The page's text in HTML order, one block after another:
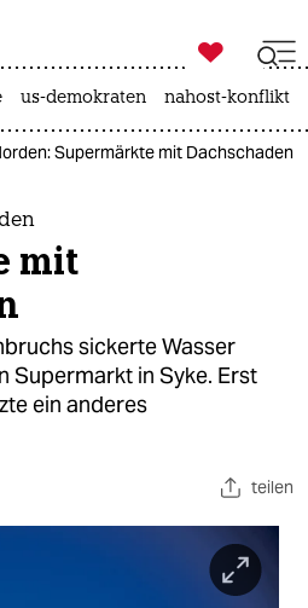
zahl ich
ich

taz zahl ich
us-demokraten nahost-konflikt
Supermärkte mit Dachschaden
mit
sickerte Wasser
Supermarkt in Syke. Erst
ein anderes
teilen